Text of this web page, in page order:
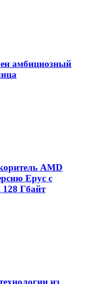
амбициозный
AMD
Epyc с
Гбайт